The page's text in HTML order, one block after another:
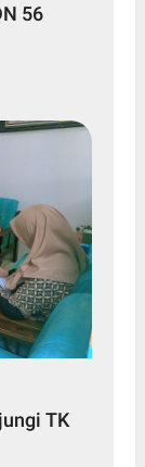
56
TK